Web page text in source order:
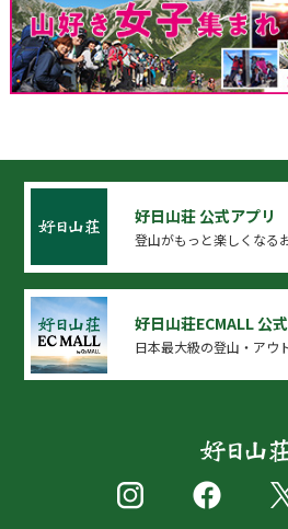
好日山荘 公式アプリ
登山がもっと楽しくなる
好日山荘ECMALL 公
日本最大級の登山・アウ